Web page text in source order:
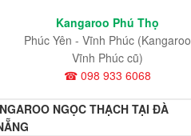
Kangaroo Phú Thọ
Phúc Yên - Vĩnh Phúc (Kangaroo
Vĩnh Phúc cũ)
☎ 098 933 6068
NGỌC THẠCH TẠI ĐÀ